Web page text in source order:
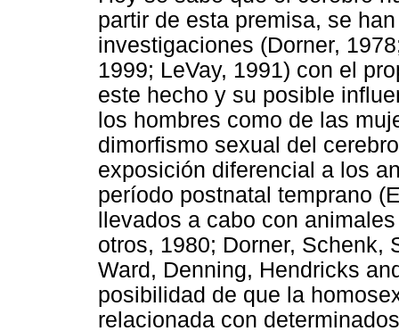
partir de esta premisa, se
investigaciones (Dorner,
1999; LeVay, 1991) con el
este hecho y su posible
los hombres como de las
dimorfismo sexual del
exposición diferencial a los
período postnatal temprano
llevados a cabo con
otros, 1980; Dorner, Schenk,
Ward, Denning, Hendricks
posibilidad de que la
relacionada con